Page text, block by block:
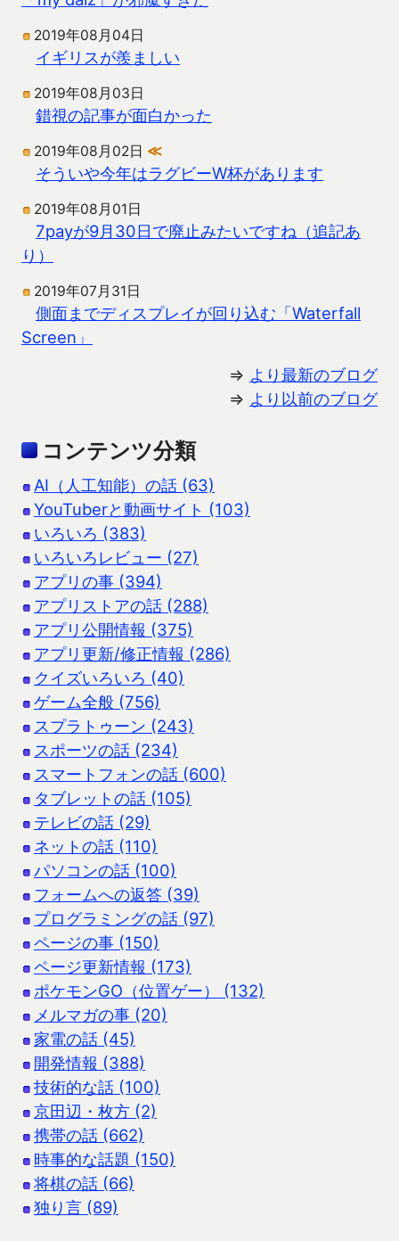
2019年08月04日
イギリスが羨ましい
2019年08月03日
錯視の記事が面白かった
2019年08月02日 ≪
そういや今年はラグビーW杯があります
2019年08月01日
7payが9月30日で廃止みたいですね（追記あ
り）
2019年07月31日
側面までディスプレイが回り込む「Waterfall
Screen」
⇒ より最新のブログ
⇒ より以前のブログ
コンテンツ分類
AI（人工知能）の話 (63)
YouTuberと動画サイト (103)
いろいろ (383)
いろいろレビュー (27)
アプリの事 (394)
アプリストアの話 (288)
アプリ公開情報 (375)
アプリ更新/修正情報 (286)
クイズいろいろ (40)
ゲーム全般 (756)
スプラトゥーン (243)
スポーツの話 (234)
スマートフォンの話 (600)
タブレットの話 (105)
テレビの話 (29)
ネットの話 (110)
パソコンの話 (100)
フォームへの返答 (39)
プログラミングの話 (97)
ページの事 (150)
ページ更新情報 (173)
ポケモンGO（位置ゲー） (132)
メルマガの事 (20)
家電の話 (45)
開発情報 (388)
技術的な話 (100)
京田辺・枚方 (2)
携帯の話 (662)
時事的な話題 (150)
将棋の話 (66)
独り言 (89)